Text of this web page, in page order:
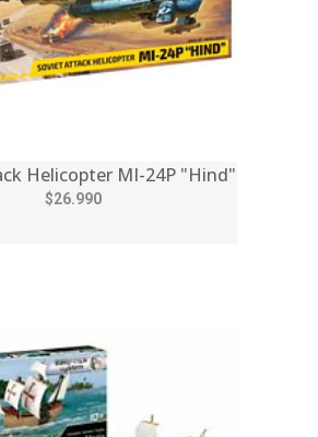
Helicopter MI-24P "Hind"
$26.990